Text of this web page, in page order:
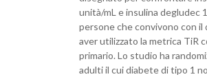
unità/mL e insulina degludec
persone che convivono con il
aver utilizzato la metrica TiR
primario. Lo studio ha
adulti il cui diabete di tipo 1